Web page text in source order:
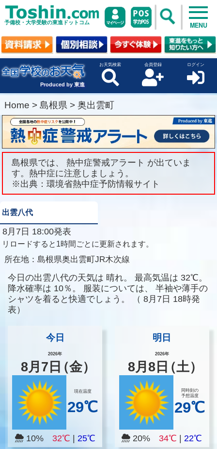
予備校・大学受験の東進ドットコム MENU
Produced by 東進
お天気検索 会員登録 ログイン
Home > 島根県 > 奥出雲町
島根県では、 熱中症警戒アラート が出ていま
す。熱中症に注意しましょう。
※出典：環境省熱中症予防情報サイト
出雲八代
8月7日 18:00発表
リロードすると1時間ごとに更新されます。
所在地： 島根県奥出雲町JR木次線
今日の出雲八代の天気は 晴れ。 最高気温は 32℃。
降水確率は 10％。 服装については、
半袖や薄手の
シャツを着ると快適でしょう。
（ 8月7日 18時発
表）
今日
2026年
8月 7 日（金）
現在温度
29℃
10% 32℃ 25℃
明日
2026年
8月8 日（土）
同時刻の
予想温度
29℃
20%34℃ |22℃